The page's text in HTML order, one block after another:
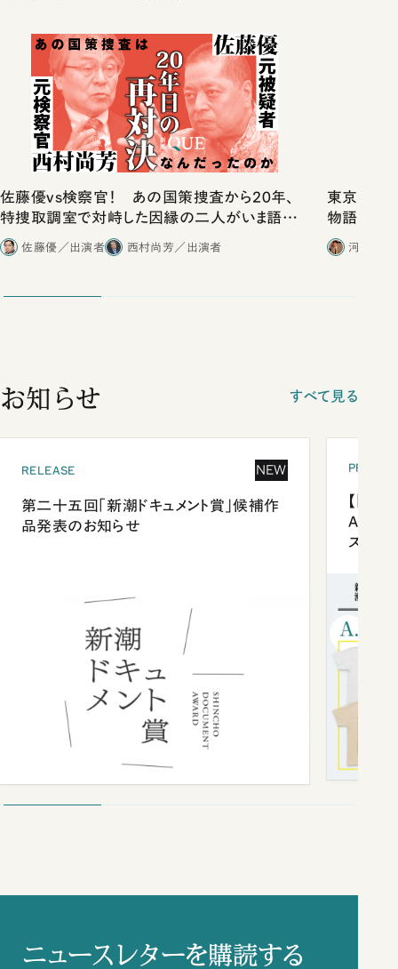
佐藤優vs検察官！ あの国策捜査から20年、
特捜取調室で対峙した因縁の二人がいま語り
合ったこと
佐藤優／出演者 西村尚芳／出演者
東京は都
物語」に
河野有
お知らせ すべて見る
RELEASE NEW
第二十五回「新潮ドキュメント賞」候補作
品発表のお知らせ
【「新
ズプレ
ニュースレターを購読する